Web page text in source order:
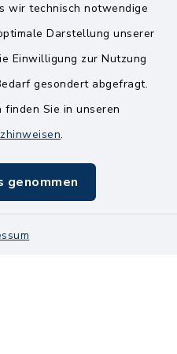
wir technisch notwendige
Darstellung unserer
Einwilligung zur Nutzung
gesondert abgefragt.
Sie in unseren
.
genommen